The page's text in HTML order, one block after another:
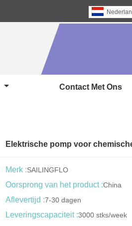
Contact Met Ons
Elektrische pomp voor
Merk :SAILINGFLO
Oorsprong van het product :China
Aflevertijd :7-30 dagen
Leveringscapaciteit :3000 stks/week